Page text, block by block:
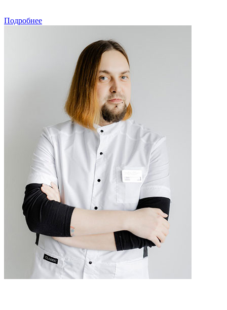
Подробнее